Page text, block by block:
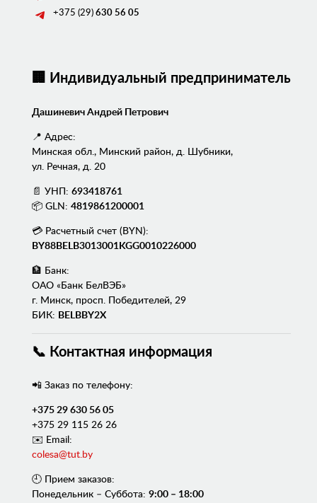
+375 (29) 630 56 05
🏢 Индивидуальный предприниматель
Дашиневич Андрей Петрович
📍 Адрес:
Минская обл., Минский район, д. Шубники,
ул. Речная, д. 20
📄 УНП: 693418761
📦 GLN: 4819861200001
💳 Расчетный счет (BYN):
BY88BELB3013001KGG0010226000
🏦 Банк:
ОАО «Банк БелВЭБ»
г. Минск, просп. Победителей, 29
БИК: BELBBY2X
📞 Контактная информация
📲 Заказ по телефону:
+375 29 630 56 05
+375 29 115 26 26
✉️ Email:
colesa@tut.by
🕘 Прием заказов:
Понедельник – Суббота: 9:00 – 18:00